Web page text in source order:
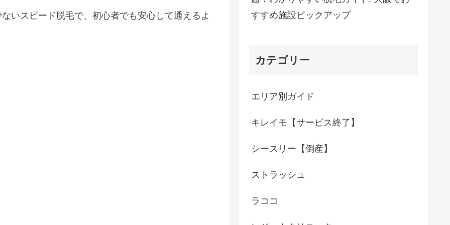
いスピード脱毛で、初心者でも安心して通えるよ
すすめ施設ピックアップ
カテゴリー
エリア別ガイド
キレイモ【サービス終了】
シースリー【倒産】
ストラッシュ
ラココ